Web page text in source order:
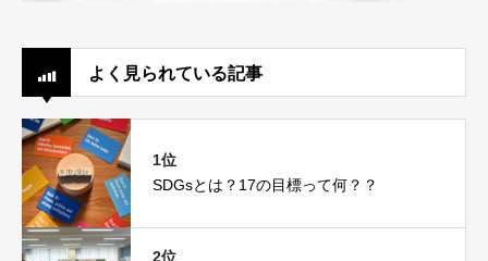
よく見られている記事
1位
SDGsとは？17の目標って何？？
2位